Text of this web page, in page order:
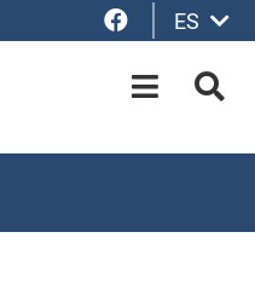
Facebook
ES
OPEN-